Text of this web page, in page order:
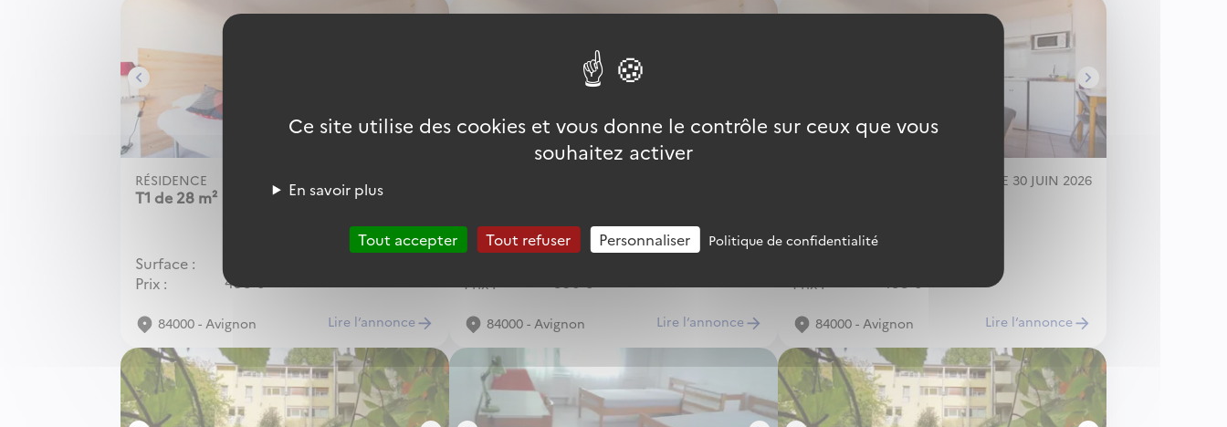
T1 de 28 m²
RÉSIDENCE POSTÉE LE 29 JUILLET 2026
Surface
Prix
495€
84000 - Avignon Lire l‘annonce
Prix
590€
84000 - Avignon Lire l‘annonce
POSTÉE LE 30 JUIN 2026
Prix
455€
84000 - Avignon Lire l‘annonce
Ce site utilise des cookies et vous donne le contrôle sur ceux que vous
souhaitez activer
En savoir plus
Tout accepter Tout refuser Personnaliser Politique de confidentialité